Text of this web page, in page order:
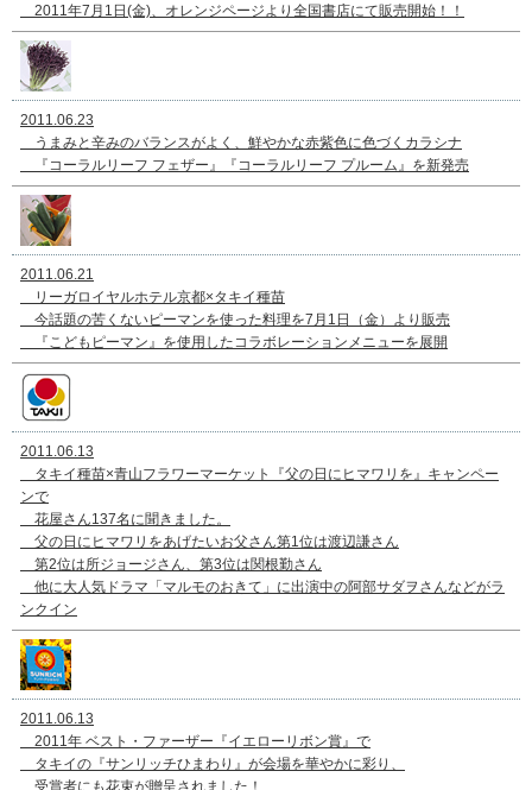
2011年7月1日(金)、オレンジページより全国書店にて販売開始！！
2011.06.23
うまみと辛みのバランスがよく、鮮やかな赤紫色に色づくカラシナ
『コーラルリーフ フェザー』『コーラルリーフ プルーム』を新発売
2011.06.21
リーガロイヤルホテル京都×タキイ種苗
今話題の苦くないピーマンを使った料理を7月1日（金）より販売
『こどもピーマン』を使用したコラボレーションメニューを展開
2011.06.13
タキイ種苗×青山フラワーマーケット『父の日にヒマワリを』キャンペー
ンで
花屋さん137名に聞きました。
父の日にヒマワリをあげたいお父さん第1位は渡辺謙さん
第2位は所ジョージさん、第3位は関根勤さん
他に大人気ドラマ「マルモのおきて」に出演中の阿部サダヲさんなどがラ
ンクイン
2011.06.13
2011年 ベスト・ファーザー『イエローリボン賞』で
タキイの『サンリッチひまわり』が会場を華やかに彩り、
受賞者にも花束が贈呈されました！